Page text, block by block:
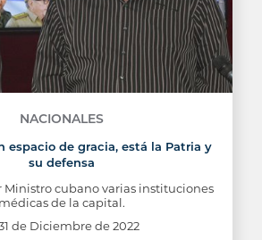
NACIONALES
espacio de gracia, está la Patria y
su defensa
Ministro cubano varias instituciones
médicas de la capital.
de Diciembre de 2022